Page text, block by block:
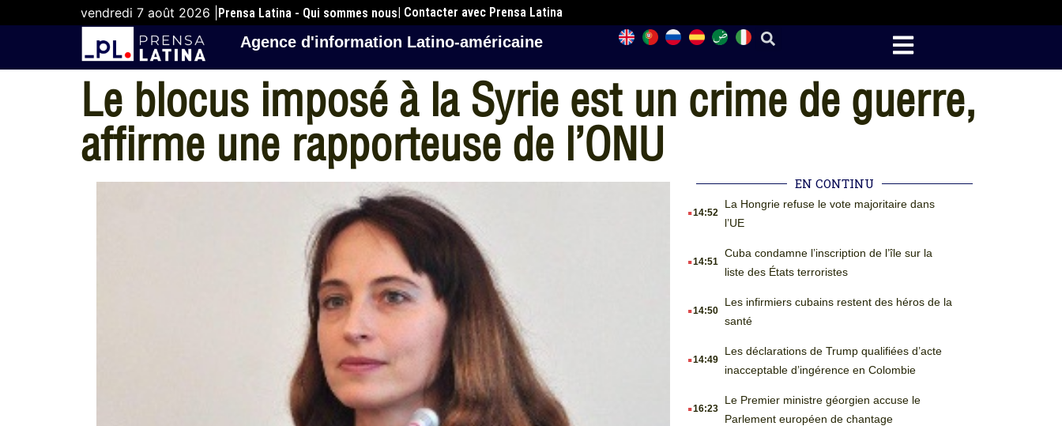
vendredi 7 août 2026 | Prensa Latina - Qui sommes nous| Contacter avec Prensa Latina
Agence d'information Latino-américaine
Le blocus imposé à la Syrie est un crime de guerre,
affirme une rapporteuse de l’ONU
EN CONTINU
.14:52
La Hongrie refuse le vote majoritaire dans
l’UE
.14:51
Cuba condamne l’inscription de l’île sur la
liste des États terroristes
.14:50
Les infirmiers cubains restent des héros de la
santé
.14:49
Les déclarations de Trump qualifiées d’acte
inacceptable d’ingérence en Colombie
.16:23
Le Premier ministre géorgien accuse le
Parlement européen de chantage